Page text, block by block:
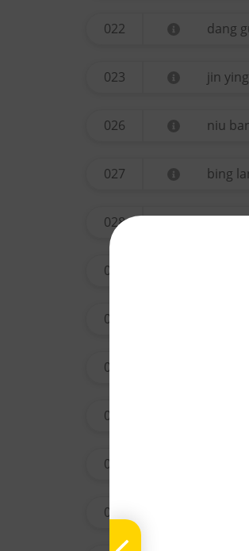
022 dang
023 jin
026 niu
027 bing
028
029
031
033
034
037
038